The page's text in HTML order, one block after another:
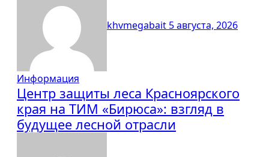
khvmegabait 5 августа, 2026
Информация
Центр защиты леса Красноярского
края на ТИМ «Бирюса»: взгляд в
будущее лесной отрасли